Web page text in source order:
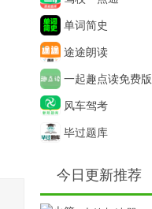
单词简史
途途朗读
一起趣点读免费版
风车驾考
毕过题库
今日更新推荐